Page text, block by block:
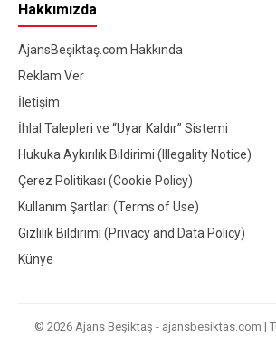
Hakkımızda
AjansBeşiktaş.com Hakkında
Reklam Ver
İletişim
İhlal Talepleri ve “Uyar Kaldır” Sistemi
Hukuka Aykırılık Bildirimi (Illegality Notice)
Çerez Politikası (Cookie Policy)
Kullanım Şartları (Terms of Use)
Gizlilik Bildirimi (Privacy and Data Policy)
Künye
© 2026 Ajans Beşiktaş - ajansbesiktas.com |